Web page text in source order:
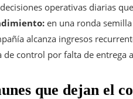
operativas diarias
en una ronda
alcanza ingresos
de control por falta de entrega
que dejan el